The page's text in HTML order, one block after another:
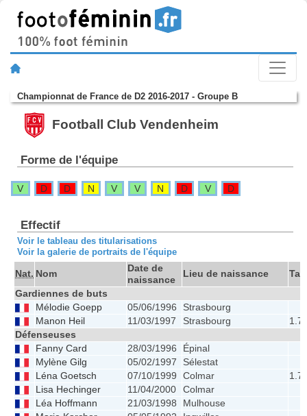
Championnat de France de D2 2016-2017 - Groupe B
Football Club Vendenheim
Forme de l'équipe
V D D N V V N D V D
Effectif
Voir le tableau des titularisations
Voir la galerie de portraits de l'équipe
Nat. Nom
Date de
naissance
Lieu de naissance
Gardiennes de buts
Mélodie Goepp
05/06/1996
Strasbourg
Manon Heil
11/03/1997 Strasbourg
Défenseuses
Fanny Card
28/03/1996
Épinal
Mylène Gilg
05/02/1997
Sélestat
Léna Goetsch
07/10/1999 Colmar
Lisa Hechinger
11/04/2000
Colmar
Léa Hoffmann
21/03/1998
Mulhouse